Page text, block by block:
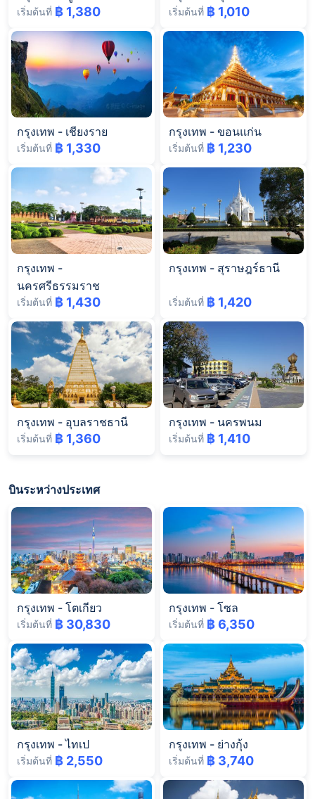
เริ่มต้นที่ ฿ 1,380 เริ่มต้นที่ ฿ 1,010
กรุงเทพ - เชียงราย
เริ่มต้นที่ ฿ 1,330
กรุงเทพ - ขอนแก่น
เริ่มต้นที่ ฿ 1,230
กรุงเทพ -
นครศรีธรรมราช
เริ่มต้นที่ ฿ 1,430
กรุงเทพ - สุราษฎร์ธานี
เริ่มต้นที่ ฿ 1,420
กรุงเทพ - อุบลราชธานี
เริ่มต้นที่ ฿ 1,360
กรุงเทพ - นครพนม
เริ่มต้นที่ ฿ 1,410
บินระหว่างประเทศ
กรุงเทพ - โตเกียว
เริ่มต้นที่ ฿ 30,830
กรุงเทพ - โซล
เริ่มต้นที่ ฿ 6,350
กรุงเทพ -ไทเป
เริ่มต้นที่ ฿ 2,550
กรุงเทพ - ย่างกุ้ง
เริ่มต้นที่ ฿ 3,740